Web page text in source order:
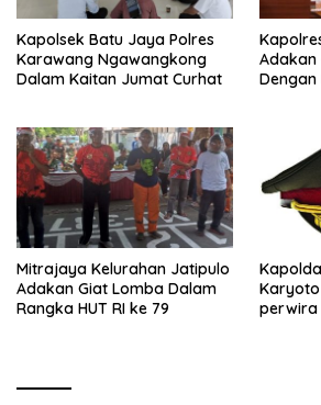
Kapolsek Batu Jaya Polres
Karawang Ngawangkong
Dalam Kaitan Jumat Curhat
Adakan
Dengan
Mitrajaya Kelurahan Jatipulo
Adakan Giat Lomba Dalam
Rangka HUT RI ke 79
perwira